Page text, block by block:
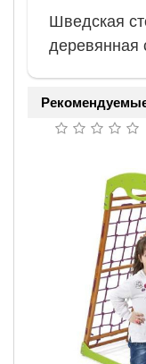
Шведская
деревянная